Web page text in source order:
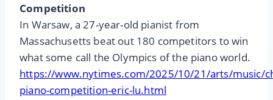
Competition
In Warsaw, a 27-year-old pianist from
Massachusetts beat out 180 competitors to win
what some call the Olympics of the piano world.
https://www.nytimes.com/2025/10/21/arts/music/
piano-competition-eric-lu.html